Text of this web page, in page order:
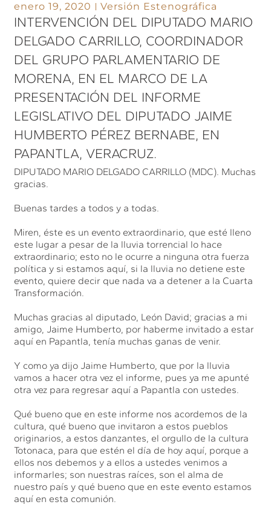
enero 19, 2020 Versión Estenográfica
INTERVENCIÓN DEL DIPUTADO MARIO
DELGADO CARRILLO, COORDINADOR
DEL GRUPO PARLAMENTARIO DE
MORENA, EN EL MARCO DE LA
PRESENTACIÓN DEL INFORME
LEGISLATIVO DEL DIPUTADO JAIME
HUMBERTO PÉREZ BERNABE, EN
PAPANTLA, VERACRUZ.
DIPUTADO MARIO DELGADO CARRILLO (MDC). Muchas
gracias.
Buenas tardes a todos y a todas.
Miren, éste es un evento extraordinario, que esté lleno
este lugar a pesar de la lluvia torrencial lo hace
extraordinario; esto no le ocurre a ninguna otra fuerza
política y si estamos aquí, si la lluvia no detiene este
evento, quiere decir que nada va a detener a la Cuarta
Transformación.
Muchas gracias al diputado, León David; gracias a mi
amigo, Jaime Humberto, por haberme invitado a estar
aquí en Papantla, tenía muchas ganas de venir.
Y como ya dijo Jaime Humberto, que por la lluvia
vamos a hacer otra vez el informe, pues ya me apunté
otra vez para regresar aquí a Papantla con ustedes.
Qué bueno que en este informe nos acordemos de la
cultura, qué bueno que invitaron a estos pueblos
originarios, a estos danzantes, el orgullo de la cultura
Totonaca, para que estén el día de hoy aquí, porque a
ellos nos debemos y a ellos a ustedes venimos a
informarles; son nuestras raíces, son el alma de
nuestro país y qué bueno que en este evento estamos
aquí en esta comunión.